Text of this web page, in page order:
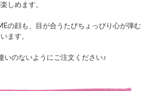
しめます。
の顔も、目が合うたびちょっぴり心が弾む
ます。
いのないようにご注文ください♪